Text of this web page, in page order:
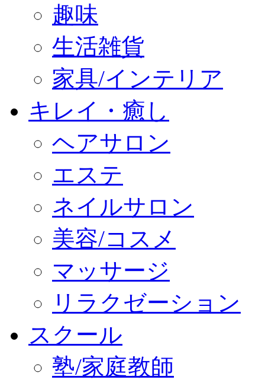
趣味
生活雑貨
家具/インテリア
キレイ・癒し
ヘアサロン
エステ
ネイルサロン
美容/コスメ
マッサージ
リラクゼーション
スクール
塾/家庭教師